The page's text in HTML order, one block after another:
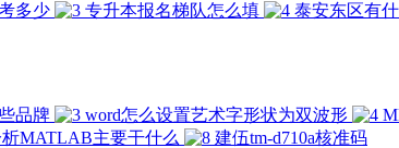
多少 专升本报名梯队怎么填 泰安东区有
品牌 word怎么设置艺术字形状为双波形
MATLAB主要干什么 建伍tm-d710a核准码